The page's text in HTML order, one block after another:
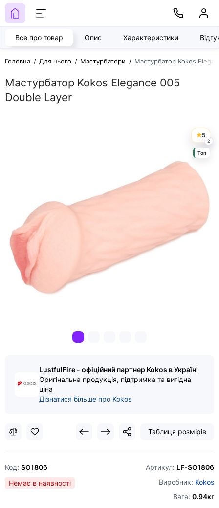
Головна Для нього Мастурбатори Мастурбатор Kokos
Мастурбатор Kokos Elegance 005
Double Layer
Все про товар Опис Характеристики
5
2
Топ
LustfulFire - офіційний партнер Kokos в Україні
Оригінальна продукція, підтримка та вигідна
ціна
Дізнатися більше про Kokos
Таблиця розмірів
Код: SO1806 Артикул: LF-SO1806
Виробник: Kokos
Немає в наявності
Вага: 0.94кг